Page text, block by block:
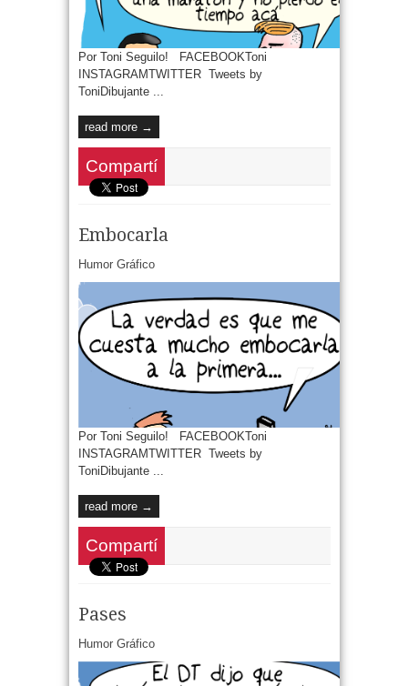
Por Toni Seguilo! FACEBOOKToni
INSTAGRAMTWITTER Tweets by
ToniDibujante ...
read more →
Compartí
Embocarla
Humor Gráfico
Por Toni Seguilo! FACEBOOKToni
INSTAGRAMTWITTER Tweets by
ToniDibujante ...
read more →
Compartí
Pases
Humor Gráfico